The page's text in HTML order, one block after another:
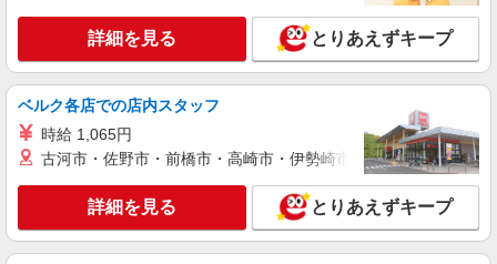
キープ 詳細を見る
派遣社員
株式会社ブレイブ（マイナビグループ）/MD09
介護スタッフ ◆デイサービス、サービス付き
高齢者向け住宅、グループホームなど様々な勤
務先から選べます。
未経験：時給1350〜1550円（資格・経験によ
る） ◎月収例 時給1750円×1日8時間×22日（週5
日）＝30万8000円 ◆昇給あり ◆支払い方法 ※日
払い/週払い/月払い対応も可能です。詳しくは面談
福島県本宮市 【最寄駅】 ◆JR東北本線「五百
川駅」 ◆JR東北本線「本宮駅」 ★その他、近隣
詳細を見る とりあえずキープ
ベルク各店での店内スタッフ
時給 1,065円
古河市・佐野市・前橋市・高崎市・伊勢崎市・太田市・館林市
詳細を見る とりあえずキープ